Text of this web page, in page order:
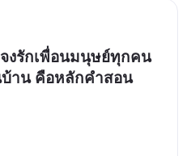
งรักเพื่อนมนุษย์ทุกคน
บ้าน คือหลักคำสอน